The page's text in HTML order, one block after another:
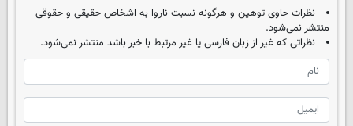
نظرات حاوی توهین و هرگونه نسبت ناروا به اشخاص حقیقی و حقوقی
منتشر نمی‌شود.
نظراتی که غیر از زبان فارسی یا غیر مرتبط با خبر باشد منتشر نمی‌شود.